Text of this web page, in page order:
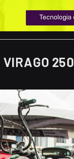
VIRAGO 250